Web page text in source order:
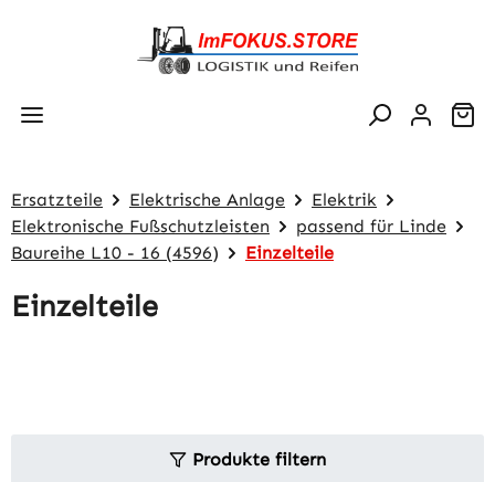
Zum Hauptinhalt springen
Ersatzteile Elektrische Anlage
Elektrik
Elektronische Fußschutzleisten
passend für Linde
Baureihe L10 - 16 (4596)
Einzelteile
Einzelteile
Produkte filtern